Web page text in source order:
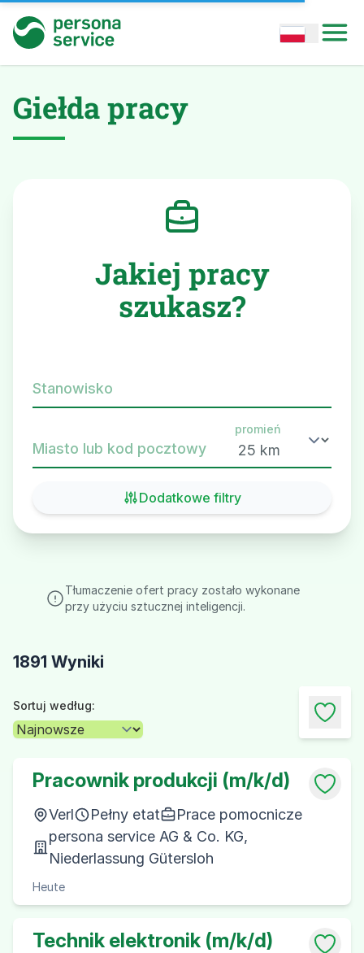
persona service Open options
Giełda pracy
Jakiej pracy
szukasz?
Stanowisko
Miasto lub kod pocztowy
promień
Dodatkowe filtry
Tłumaczenie ofert pracy zostało wykonane
przy użyciu sztucznej inteligencji.
1891 Wyniki
Sortuj według:
Pracownik produkcji (m/k/d)
Verl Pełny etat
Prace pomocnicze
persona service AG & Co. KG,
Niederlassung Gütersloh
Heute
Technik elektronik (m/k/d)